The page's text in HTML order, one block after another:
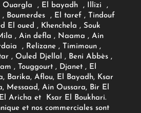
Ouargla , El bayadh , Illizi ,
Boumerdes , El taref , Tindouf
El oued , Khenchela , Souk
, Ain defla , Naama , Ain
, Relizane , Timimoun ,
, Ouled Djellal , Beni Abbès ,
, Touggourt , Djanet , El
Barika, Aflou, El Bayadh, Ksar
Messaad, Ain Oussara, Bir El
Aricha et Ksar El Boukhari.
et nos commerciales sont